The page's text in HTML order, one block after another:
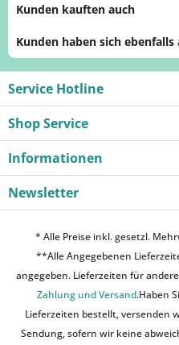
Kunden kauften auch
Kunden haben sich ebenfalls
Service Hotline
Shop Service
Informationen
Newsletter
* Alle Preise inkl. gesetzl.
**Alle Angegebenen
angegeben. Lieferzeiten für
Zahlung und Versand.Haben
Lieferzeiten bestellt, versenden
Sendung, sofern wir keine